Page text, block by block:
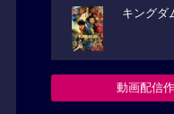
キングダ
動画配信